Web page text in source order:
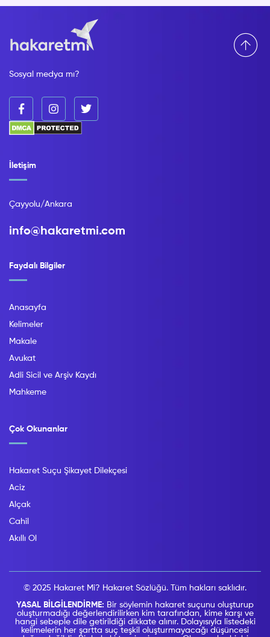
Sosyal medya mı?
Faydalı Bilgiler
Anasayfa
Kelimeler
Makale
Avukat
Adli Sicil ve Arşiv Kaydı
Mahkeme
Çok Okunanlar
Hakaret Suçu Şikayet Dilekçesi
Aciz
Alçak
Cahil
Akıllı Ol
İletişim
Çayyolu/Ankara
info@hakaretmi.com
© 2025 Hakaret Mi? Hakaret Sözlüğü. Tüm hakları saklıdır.
YASAL BİLGİLENDİRME: Bir söylemin hakaret suçunu oluşturup
oluşturmadığı değerlendirilirken kim tarafından, kime karşı ve
hangi sebeple dile getirildiği dikkate alınır. Dolayısıyla listedeki
kelimelerin her şartta suç teşkil oluşturmayacağı düşüncesi